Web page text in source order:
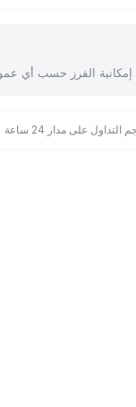
التداول على مدار 24 ساعة